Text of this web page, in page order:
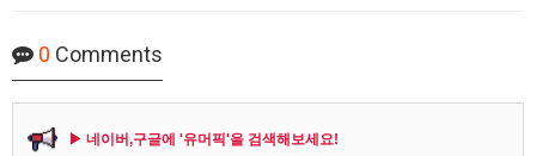
0 Comments
▶ 네이버,구글에 '유머픽'을 검색해보세요!